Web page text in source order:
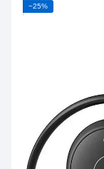
−25%